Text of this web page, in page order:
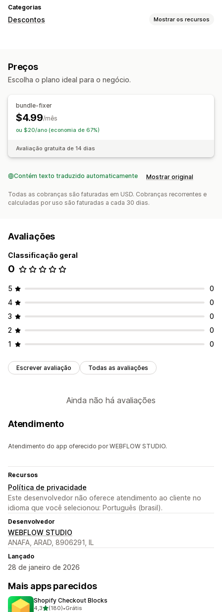
Categorias
Descontos Mostrar os recursos
Gerenciamento de descontos
Preços
Escolha o plano ideal para o negócio.
bundle-fixer
$4.99/mês
ou $20/ano (economia de 67%)
Avaliação gratuita de 14 dias
Contém texto traduzido automaticamente Mostrar original
Todas as cobranças são faturadas em USD. Cobranças recorrentes e
calculadas por uso são faturadas a cada 30 dias.
Avaliações
Classificação geral
0
5
0
4
0
3
0
2
0
1
0
Escrever avaliação Todas as avaliações
Ainda não há avaliações
Atendimento
Atendimento do app oferecido por WEBFLOW STUDIO.
Recursos
Política de privacidade
Este desenvolvedor não oferece atendimento ao cliente no
idioma que você selecionou: Português (brasil).
Desenvolvedor
WEBFLOW STUDIO
ANAFA, ARAD, 8906291, IL
Lançado
28 de janeiro de 2026
Mais apps parecidos
Shopify Checkout Blocks
4,3de 5 estrelas
(180)•Grátis